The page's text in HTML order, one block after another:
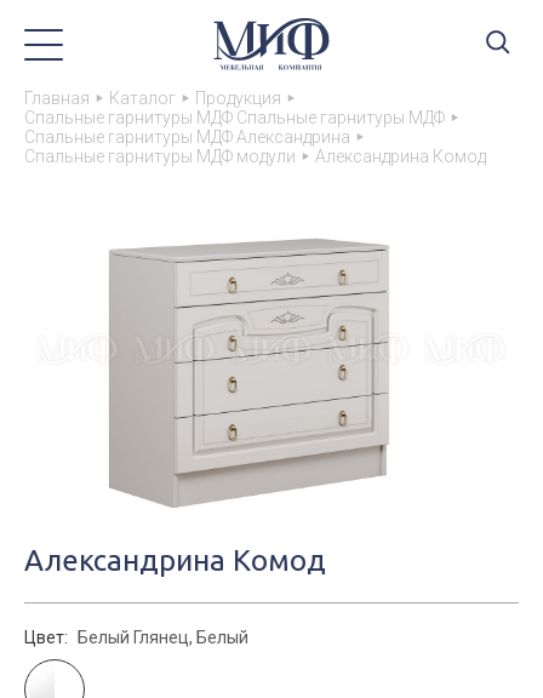
Главная Каталог
Продукция
Спальные гарнитуры МДФ Спальные гарнитуры МДФ
Спальные гарнитуры МДФ Александрина
Спальные гарнитуры МДФ модули
Александрина Комод
Александрина Комод
Цвет: Белый Глянец, Белый